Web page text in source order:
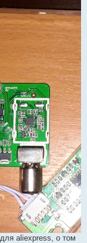
aliexpress, о том